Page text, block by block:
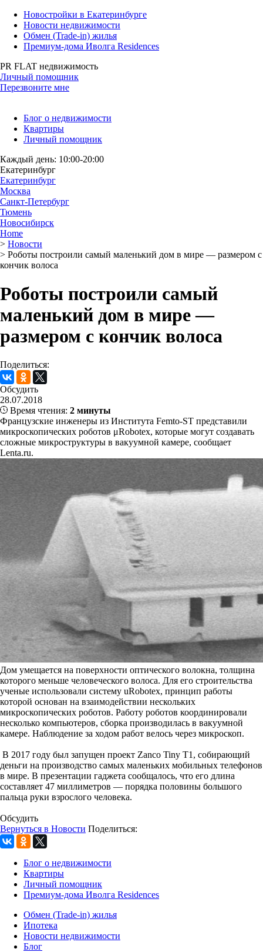
Новостройки в Екатеринбурге
Новости недвижимости
Обмен (Trade-in) жилья
Премиум-дома Иволга Residences
PR FLAT недвижимость
Личный помощник
Перезвоните мне
Блог о недвижимости
Квартиры
Личный помощник
Каждый день: 10:00-20:00
Екатеринбург
Екатеринбург
Москва
Санкт-Петербург
Тюмень
Новосибирск
Home
> Новости
> Роботы построили самый маленький дом в мире — размером с
кончик волоса
Роботы построили самый
маленький дом в мире —
размером с кончик волоса
Поделиться:
Обсудить
28.07.2018
Время чтения: 2 минуты
Французские инженеры из Института Femto-ST представили
микроскопических роботов μRobotex, которые могут создавать
сложные микроструктуры в вакуумной камере, сообщает
Lenta.ru.
Дом умещается на поверхности оптического волокна, толщина
которого меньше человеческого волоса. Для его строительства
ученые использовали систему uRobotex, принцип работы
которой основан на взаимодействии нескольких
микроскопических роботов. Работу роботов координировали
несколько компьютеров, сборка производилась в вакуумной
камере. Наблюдение за ходом работ велось через микроскоп.
В 2017 году был запущен проект Zanco Tiny T1, собирающий
деньги на производство самых маленьких мобильных телефонов
в мире. В презентации гаджета сообщалось, что его длина
составляет 47 миллиметров — порядка половины большого
пальца руки взрослого человека.
Обсудить
Вернуться в Новости Поделиться:
Блог о недвижимости
Квартиры
Личный помощник
Премиум-дома Иволга Residences
Обмен (Trade-in) жилья
Ипотека
Новости недвижимости
Блог